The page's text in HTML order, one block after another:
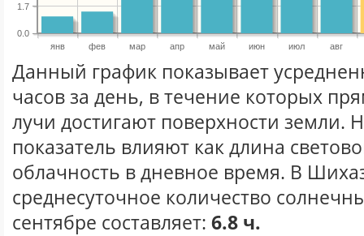
янв фев мар апр май июн июл авг
0.0
1.7
Данный график показывает
часов за день, в течение которых
лучи достигают поверхности земли.
показатель влияют как длина
облачность в дневное время. В
среднесуточное количество
сентябре составляет: 6.8 ч.